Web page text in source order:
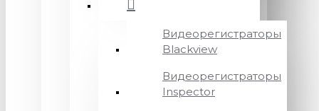
Видеорегистраторы
Blackview
Видеорегистраторы
Inspector